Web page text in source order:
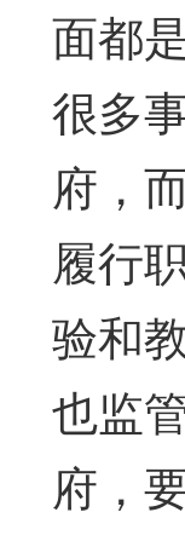
面都
很多
府，
履行
验和
也监
府，